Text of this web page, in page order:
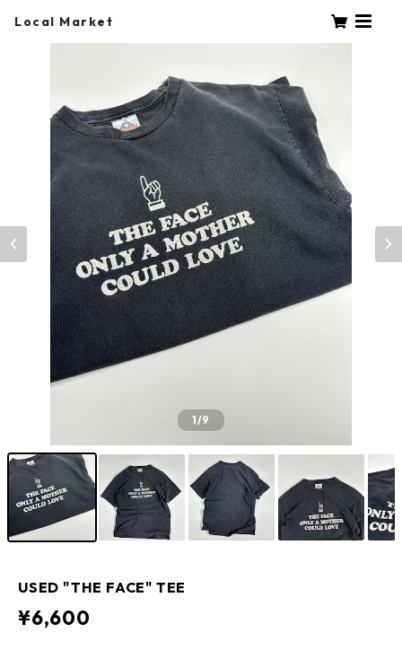
Local Market
1/9
USED "THE FACE" TEE
¥6,600